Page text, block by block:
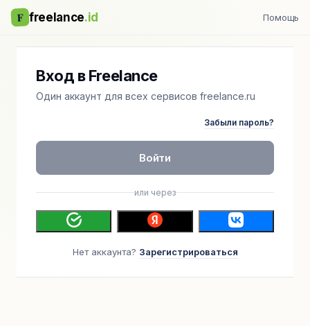
F freelance.id Помощь
Вход в Freelance
Один аккаунт для всех сервисов freelance.ru
Забыли пароль?
Войти
или через
Нет аккаунта? Зарегистрироваться